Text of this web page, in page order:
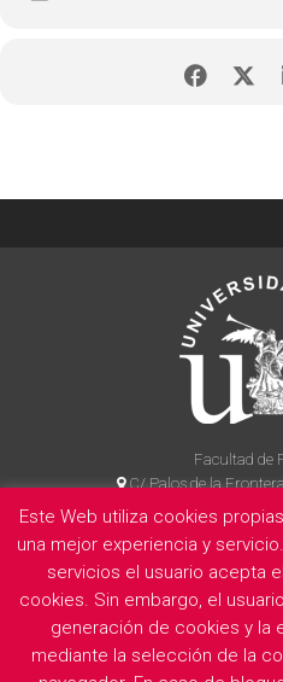
Facultad de
C/ Palos de la
954 55
La Facultad Información legal
E
Este Web utiliza cookies
una mejor experiencia y
servicios el usuario acepta
cookies. Sin embargo, el
generación de cookies y la
mediante la selección de la